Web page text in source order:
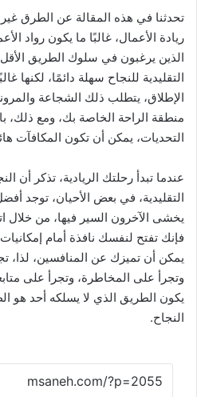
تحدثنا في هذه المقالة عن الطرق غير
ريادة الأعمال، غالبًا ما يكون رواد
الذين يرغبون في سلوك الطريق الأقل
التقليدية للنجاح سهلة دائمًا، لكنها
الإطلاق، يتطلب ذلك الشجاعة
منطقة الراحة الخاصة بك، ومع ذلك،
التحديات، يمكن أن تكون المكافآت
عندما تبدأ رحلتك الريادية، تذكر أن
التقليدية، في بعض الأحيان، توجد
يخشى الآخرون السير فيها، من خلال
فإنك تفتح لنفسك نافذة أمام
يمكن أن تميزك عن المنافسين، لذا،
وتجرأ على المخاطرة، وتجرأ على
يكون الطريق الذي لا يسلكه أحد هو
النجاح.